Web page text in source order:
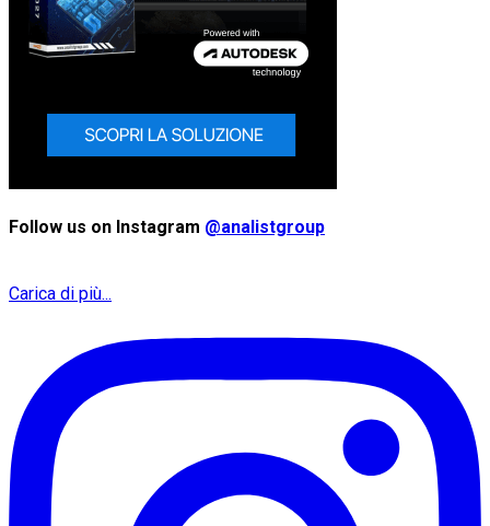
Follow us on Instagram @analistgroup
Carica di più...